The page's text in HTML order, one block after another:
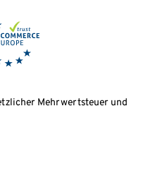
Mehrwertsteuer und